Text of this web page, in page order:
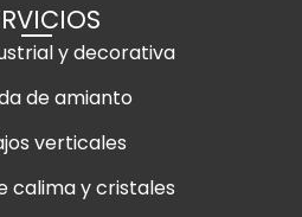
y decorativa
de amianto
verticales
calima y cristales